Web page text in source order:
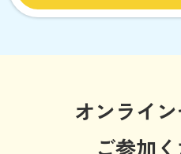
オンライ
ご参加く